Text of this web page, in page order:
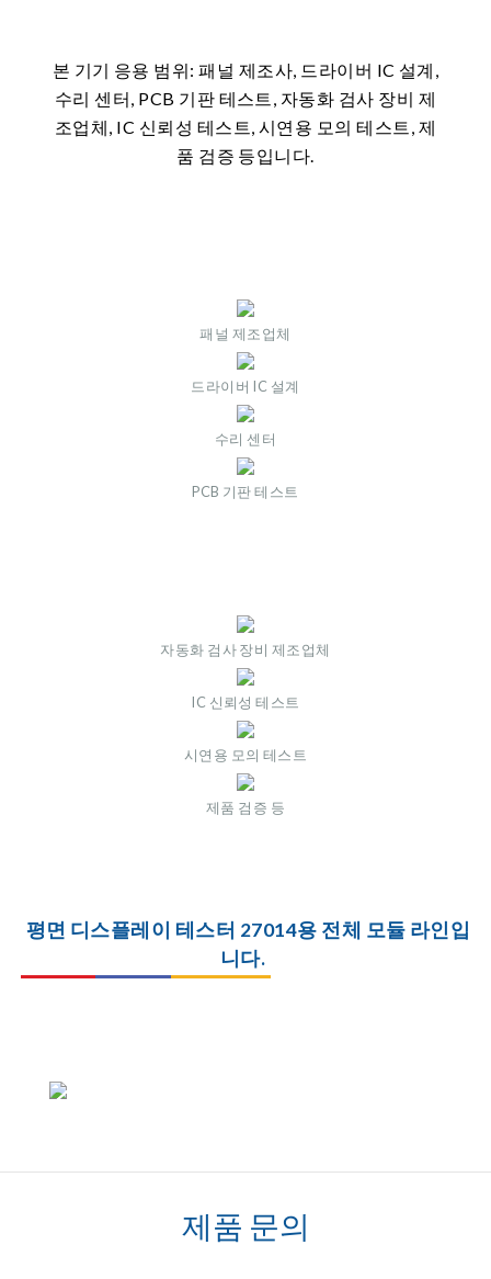
본 기기 응용 범위: 패널 제조사, 드라이버 IC 설계,
수리 센터, PCB 기판 테스트, 자동화 검사 장비 제
조업체, IC 신뢰성 테스트, 시연용 모의 테스트, 제
품 검증 등입니다.
패널 제조업체
드라이버 IC 설계
수리 센터
PCB 기판 테스트
자동화 검사 장비 제조업체
IC 신뢰성 테스트
시연용 모의 테스트
제품 검증 등
평면 디스플레이 테스터 27014용 전체 모듈 라인입
니다.
제품 문의